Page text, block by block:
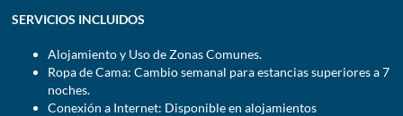
SERVICIOS INCLUIDOS
Alojamiento y Uso de Zonas Comunes.
Ropa de Cama: Cambio semanal para estancias superiores a 7
noches.
Conexión a Internet: Disponible en alojamientos